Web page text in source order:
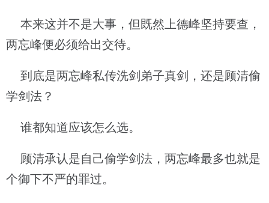
本来这并不是大事，但既然上德峰坚持要查，
两忘峰便必须给出交待。
到底是两忘峰私传洗剑弟子真剑，还是顾清偷
学剑法？
谁都知道应该怎么选。
顾清承认是自己偷学剑法，两忘峰最多也就是
个御下不严的罪过。